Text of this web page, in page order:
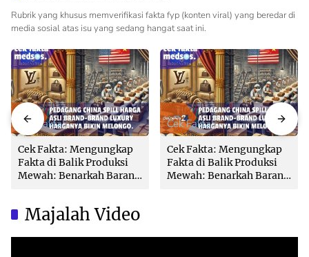
Rubrik yang khusus memverifikasi fakta fyp (konten viral) yang beredar di
media sosial atas isu yang sedang hangat saat ini.
Cek Fakta
Cek Fakta: Mengungkap
Fakta di Balik Produksi
Mewah: Benarkah Barang
Cek Fakta
Cek Fakta: Mengungkap
Fakta di Balik Produksi
Mewah: Benarkah Barang
Majalah Video